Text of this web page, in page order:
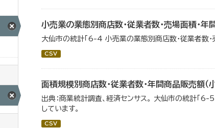
小売業の業態別商店数・従業者数・売場面積・年
大仙市の統計「6-4 小売業の業態別商店数・従業者数・
CSV
面積規模別商店数・従業者数・年間商品販売額（
出典：商業統計調査、経済センサス。 大仙市の統計「6-
しています。
CSV